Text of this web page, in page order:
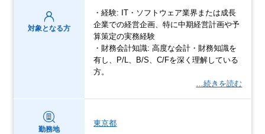
対象となる方
・経験: IT・ソフトウェア業界または成長
企業での経営企画、特に中期経営計画や予
算策定の実務経験
・財務会計知識: 高度な会計・財務知識を
有し、P/L、B/S、C/Fを深く理解している
方。
…続きを読む
勤務地
東京都